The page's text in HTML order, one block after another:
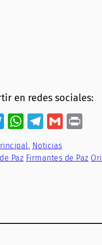
en redes sociales:
Twitter
WhatsApp
Telegram
Gmail
, Noticias
Paz Firmantes de Paz